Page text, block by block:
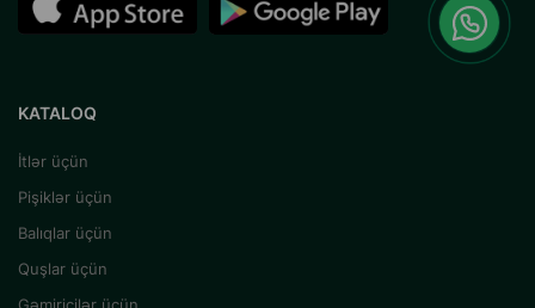
KATALOQ
İtlər üçün
Pişiklər üçün
Balıqlar üçün
Quşlar üçün